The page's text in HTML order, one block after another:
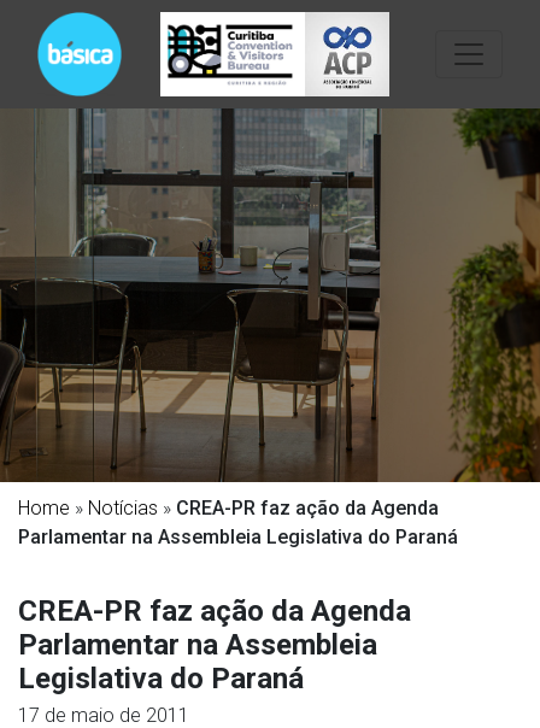
Home » Notícias » CREA-PR faz ação da Agenda
Parlamentar na Assembleia Legislativa do Paraná
CREA-PR faz ação da Agenda
Parlamentar na Assembleia
Legislativa do Paraná
17 de maio de 2011